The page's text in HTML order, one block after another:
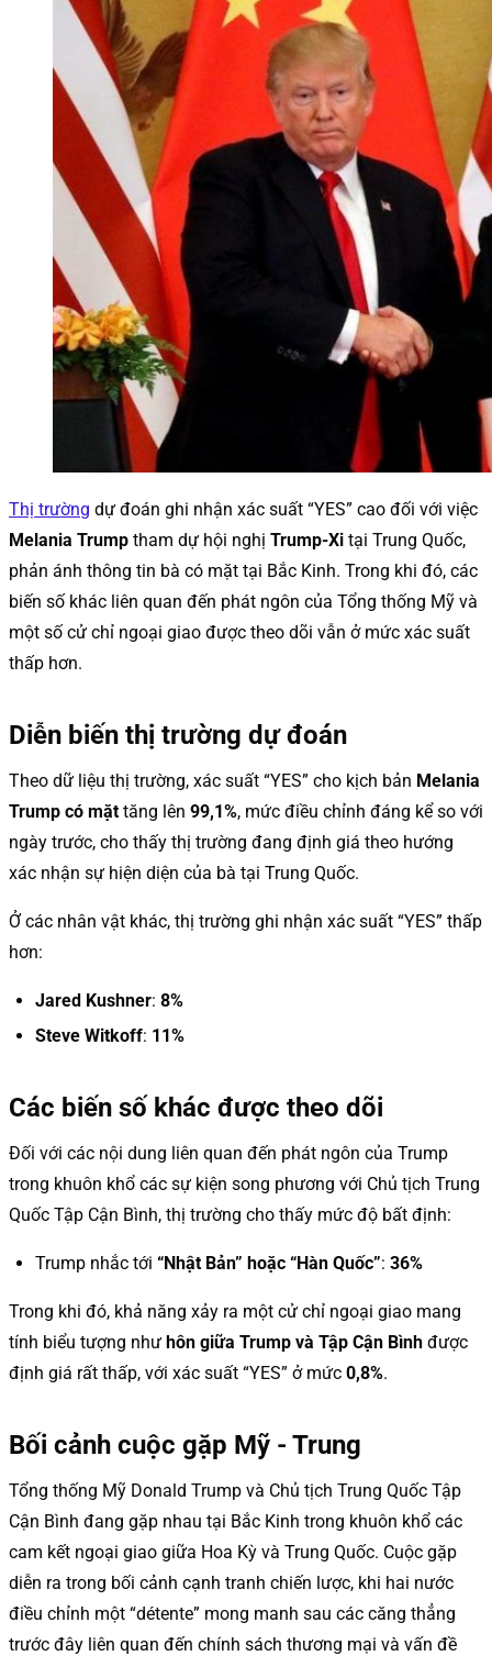
Thị trường dự đoán ghi nhận xác suất “YES” cao đối với việc
Melania Trump tham dự hội nghị Trump-Xi tại Trung Quốc,
phản ánh thông tin bà có mặt tại Bắc Kinh. Trong khi đó, các
biến số khác liên quan đến phát ngôn của Tổng thống Mỹ và
một số cử chỉ ngoại giao được theo dõi vẫn ở mức xác suất
thấp hơn.
Diễn biến thị trường dự đoán
Theo dữ liệu thị trường, xác suất “YES” cho kịch bản Melania
Trump có mặttăng lên 99,1%, mức điều chỉnh đáng kể so với
ngày trước, cho thấy thị trường đang định giá theo hướng
xác nhận sự hiện diện của bà tại Trung Quốc.
Ở các nhân vật khác, thị trường ghi nhận xác suất “YES” thấp
hơn:
Jared Kushner: 8%
Steve Witkoff: 11%
Các biến số khác được theo dõi
Đối với các nội dung liên quan đến phát ngôn của Trump
trong khuôn khổ các sự kiện song phương với Chủ tịch Trung
Quốc Tập Cận Bình, thị trường cho thấy mức độ bất định:
Trump nhắc tới “Nhật Bản” hoặc “Hàn Quốc”: 36%
Trong khi đó, khả năng xảy ra một cử chỉ ngoại giao mang
tính biểu tượng như hôn giữa Trump và Tập Cận Bình được
định giá rất thấp, với xác suất “YES” ở mức 0,8%.
Bối cảnh cuộc gặp Mỹ - Trung
Tổng thống Mỹ Donald Trump và Chủ tịch Trung Quốc Tập
Cận Bình đang gặp nhau tại Bắc Kinh trong khuôn khổ các
cam kết ngoại giao giữa Hoa Kỳ và Trung Quốc. Cuộc gặp
diễn ra trong bối cảnh cạnh tranh chiến lược, khi hai nước
điều chỉnh một “détente” mong manh sau các căng thẳng
trước đây liên quan đến chính sách thương mại và vấn đề